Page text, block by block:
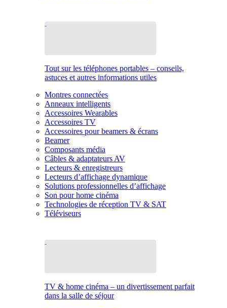
Tout sur les téléphones portables – conseils,
astuces et autres informations utiles
Montres connectées
Anneaux intelligents
Accessoires Wearables
Accessoires TV
Accessoires pour beamers & écrans
Beamer
Composants média
Câbles & adaptateurs AV
Lecteurs & enregistreurs
Lecteurs d’affichage dynamique
Solutions professionnelles d’affichage
Son pour home cinéma
Technologies de réception TV & SAT
Téléviseurs
TV & home cinéma – un divertissement parfait
dans la salle de séjour